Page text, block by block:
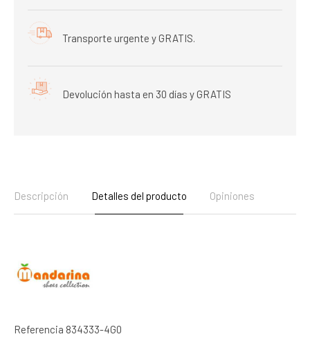
Transporte urgente y GRATIS.
Devolución hasta en 30 días y GRATIS
Descripción Detalles del producto Opiniones
Referencia 834333-4G0